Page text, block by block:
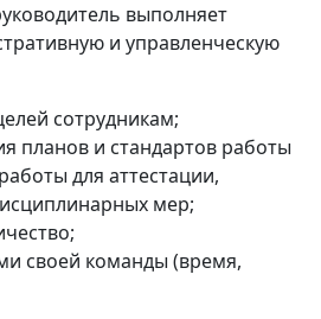
выполняет
и управленческую
сотрудникам;
планов и стандартов работы
для аттестации,
мер;
своей команды (время,